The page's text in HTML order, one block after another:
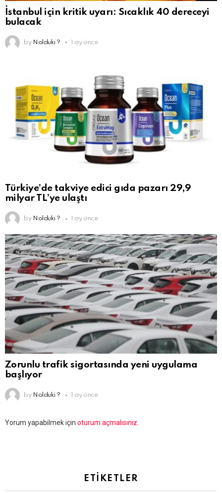
İstanbul için kritik uyarı: Sıcaklık 40 dereceyi
bulacak
by Nolduki ? 1 ay önce
Türkiye’de takviye edici gıda pazarı 29,9
milyar TL’ye ulaştı
by Nolduki ? 1 ay önce
Zorunlu trafik sigortasında yeni uygulama
başlıyor
by Nolduki ? 1 ay önce
Bir
Yorum yapabilmek için oturum açmalısınız.
ETIKETLER